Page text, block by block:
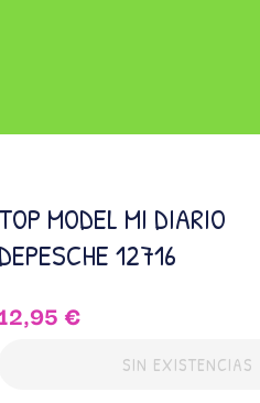
TOP MODEL MI DIARIO
DEPESCHE 12716
12,95 €
SIN EXISTENCIAS